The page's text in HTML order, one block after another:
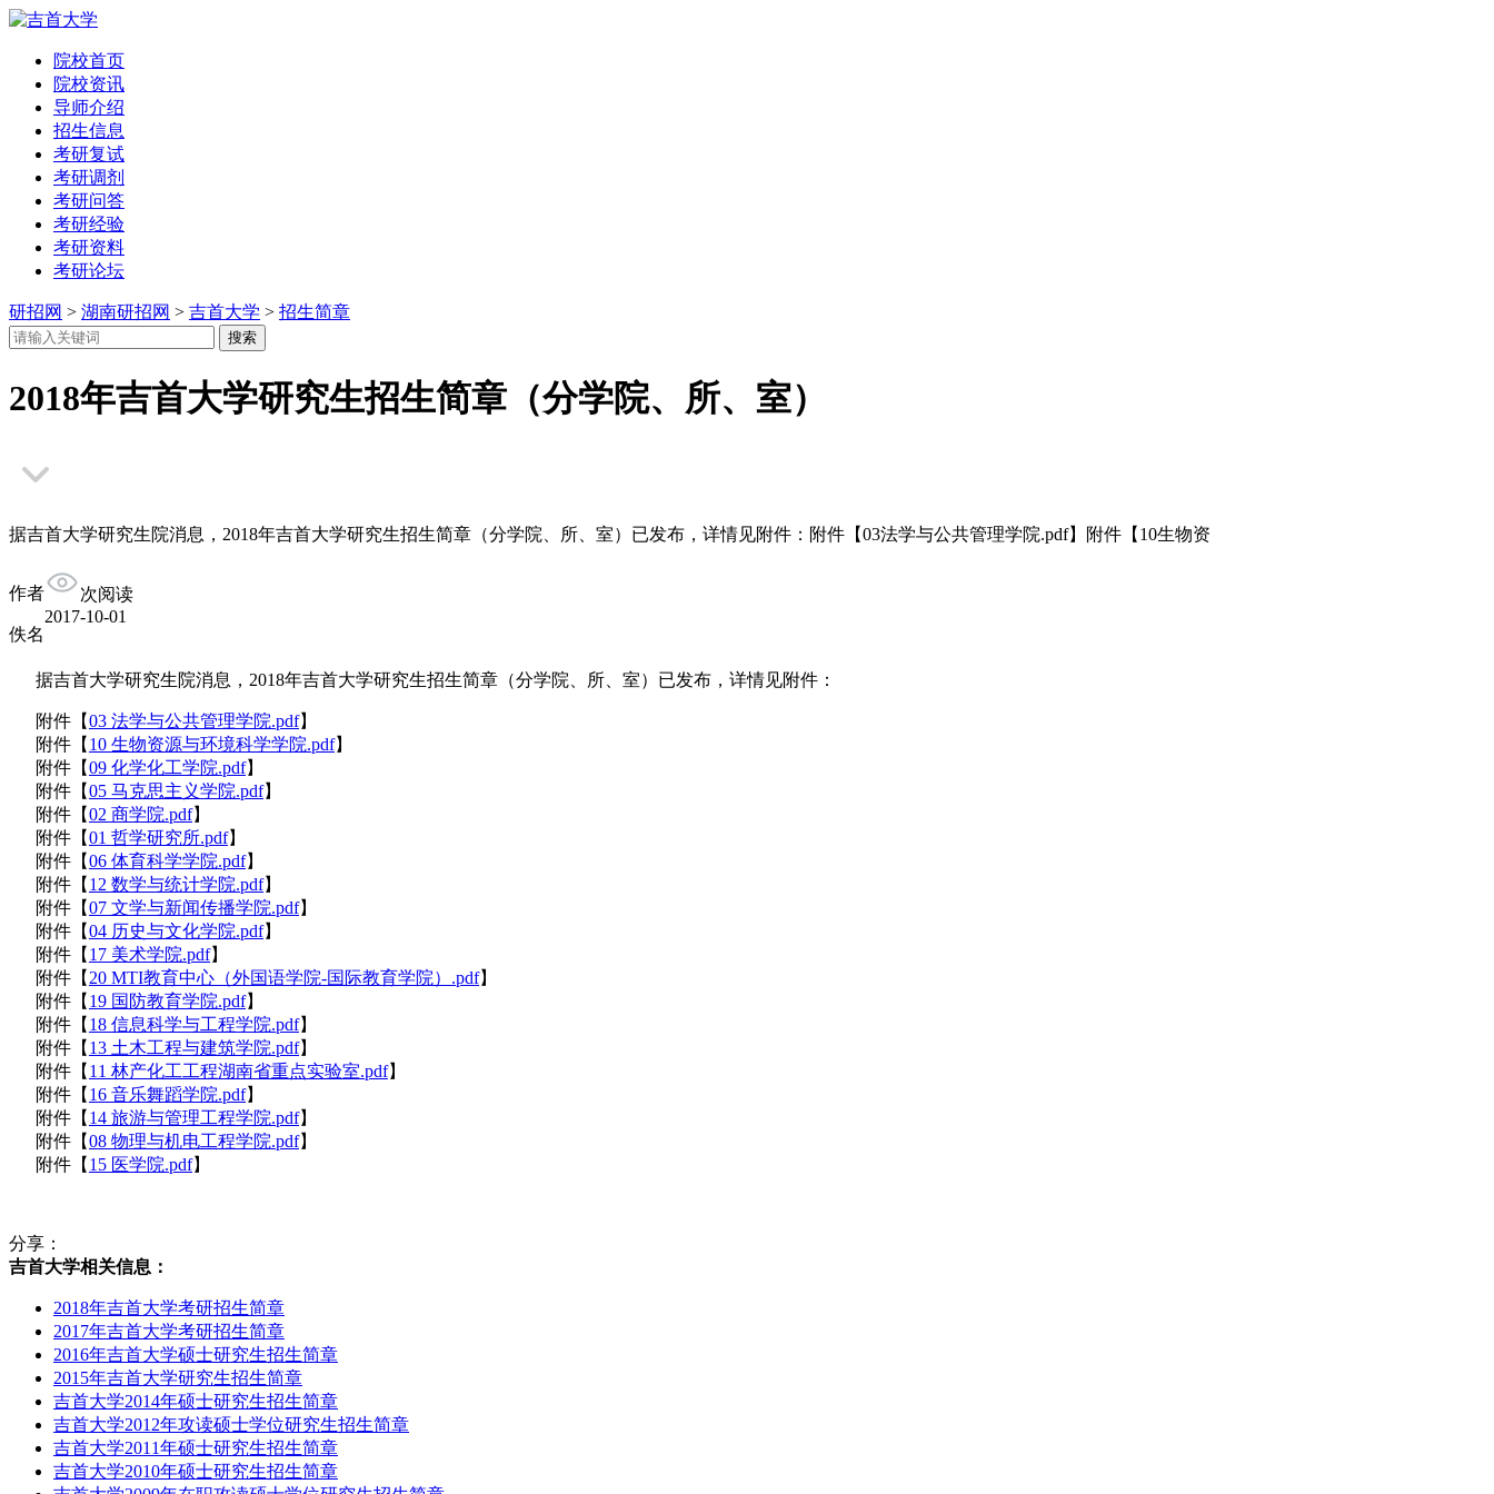
院校首页
院校资讯
导师介绍
招生信息
考研复试
考研调剂
考研问答
考研经验
考研资料
考研论坛
研招网 > 湖南研招网 > 吉首大学 > 招生简章
2018年吉首大学研究生招生简章（分学院、所、室）
据吉首大学研究生院消息，2018年吉首大学研究生招生简章（分学院、所、室）已发布，详情见附件：附件【03法学与公共管理学院.pdf】附件【10生物资
作者
佚名
次阅读
2017-10-01
据吉首大学研究生院消息，2018年吉首大学研究生招生简章（分学院、所、室）已发布，详情见附件：
附件【03 法学与公共管理学院.pdf】
附件【 10 生物资源与环境科学学院.pdf】
附件【09 化学化工学院.pdf】
附件【05 马克思主义学院.pdf】
附件【02 商学院.pdf】
附件【01 哲学研究所.pdf】
附件【06 体育科学学院.pdf】
附件【 12 数学与统计学院.pdf】
附件【07 文学与新闻传播学院.pdf】
附件【04 历史与文化学院.pdf】
附件【 17 美术学院.pdf】
附件【 20 MTI教育中心（外国语学院-国际教育学院）.pdf】
附件【 19 国防教育学院.pdf】
附件【 18 信息科学与工程学院.pdf】
附件【 13 土木工程与建筑学院.pdf】
附件【 11 林产化工工程湖南省重点实验室.pdf】
附件【 16 音乐舞蹈学院.pdf】
附件【 14 旅游与管理工程学院.pdf】
附件【08 物理与机电工程学院.pdf】
附件【 15 医学院.pdf】
分享：
吉首大学相关信息：
2018年吉首大学考研招生简章
2017年吉首大学考研招生简章
2016年吉首大学硕士研究生招生简章
2015年吉首大学研究生招生简章
吉首大学2014年硕士研究生招生简章
吉首大学2012年攻读硕士学位研究生招生简章
吉首大学2011年硕士研究生招生简章
吉首大学2010年硕士研究生招生简章